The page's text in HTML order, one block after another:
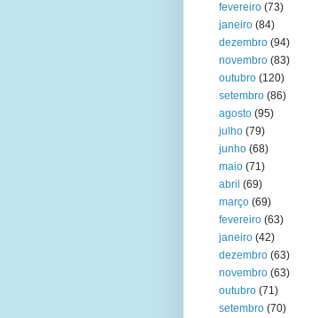
fevereiro (73)
janeiro (84)
dezembro (94)
novembro (83)
outubro (120)
setembro (86)
agosto (95)
julho (79)
junho (68)
maio (71)
abril (69)
março (69)
fevereiro (63)
janeiro (42)
dezembro (63)
novembro (63)
outubro (71)
setembro (70)